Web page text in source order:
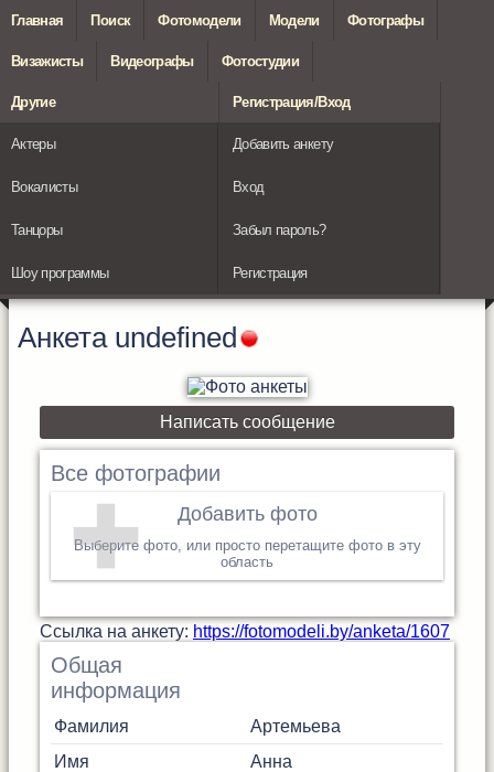
Главная Поиск Фотомодели Модели Фотографы
Визажисты Видеографы Фотостудии
Другие
Актеры
Вокалисты
Танцоры
Шоу программы
Регистрация/Вход
Добавить анкету
Вход
Забыл пароль?
Регистрация
Анкета undefined
Написать сообщение
Все фотографии
Добавить фото
Выберите фото, или просто перетащите фото в эту
область
Cсылка на анкету: https://fotomodeli.by/anketa/1607
Общая
информация
Фамилия
Артемьева
Имя
Анна